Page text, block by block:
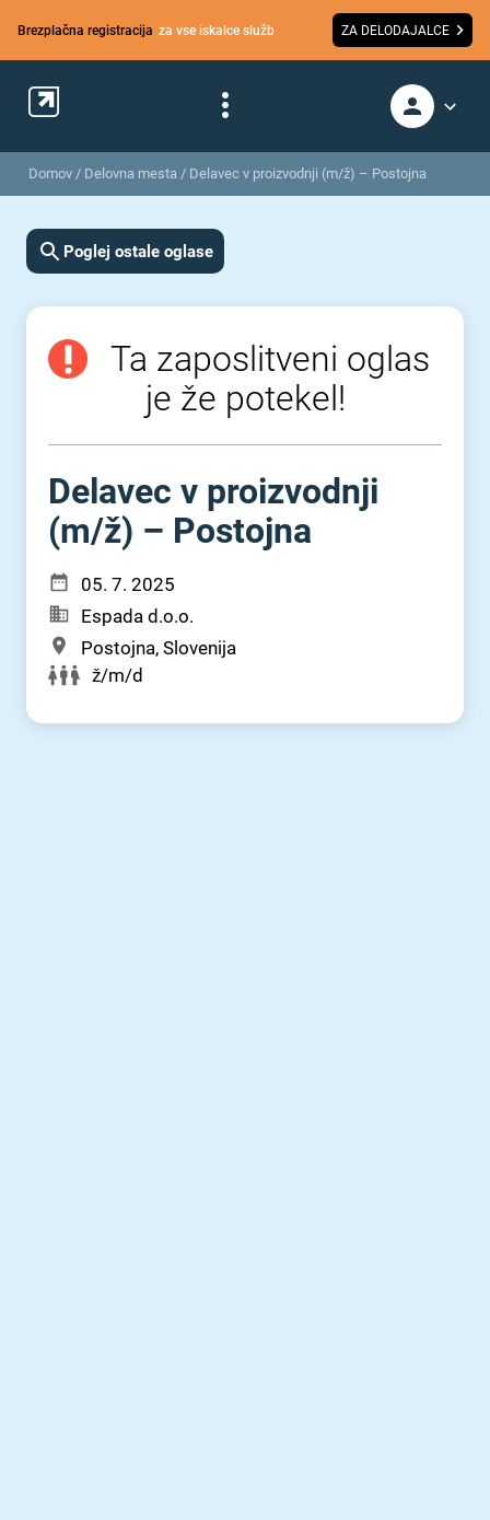
Brezplačna registracija za vse iskalce služb ZA DELODAJALCE
Domov / Delovna mesta / Delavec v proizvodnji (m/ž) – Postojna
Poglej ostale oglase
Ta zaposlitveni oglas
je že potekel!
Delavec v proizvodnji
(m⁠/⁠ž) – Postojna
05. 7. 2025
Espada d.o.o.
Postojna, Slovenija
ž/m/d